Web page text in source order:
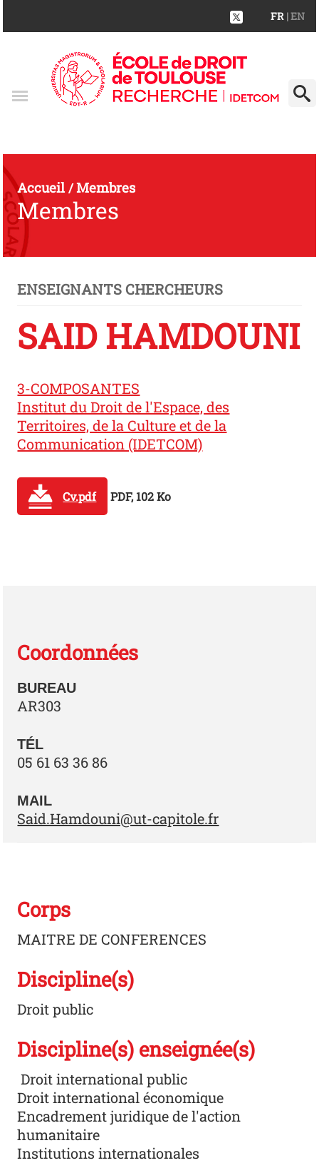
FR | EN
Accueil/Membres
Membres
ENSEIGNANTS CHERCHEURS
SAID HAMDOUNI
3-COMPOSANTES
Institut du Droit de l'Espace, des
Territoires, de la Culture et de la
Communication (IDETCOM)
Cv.pdf PDF, 102 Ko
Coordonnées
BUREAU
AR303
TÉL
05 61 63 36 86
MAIL
Said.Hamdouni@ut-capitole.fr
Corps
MAITRE DE CONFERENCES
Discipline(s)
Droit public
Discipline(s) enseignée(s)
Droit international public
Droit international économique
Encadrement juridique de l'action
humanitaire
Institutions internationales